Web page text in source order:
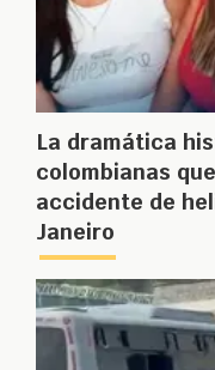
La dramática
colombianas
accidente de
Janeiro